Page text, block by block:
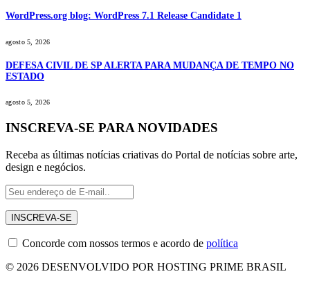
WordPress.org blog: WordPress 7.1 Release Candidate 1
agosto 5, 2026
DEFESA CIVIL DE SP ALERTA PARA MUDANÇA DE TEMPO NO
ESTADO
agosto 5, 2026
INSCREVA-SE PARA NOVIDADES
Receba as últimas notícias criativas do Portal de notícias sobre arte,
design e negócios.
Concorde com nossos termos e acordo de política
© 2026 DESENVOLVIDO POR HOSTING PRIME BRASIL